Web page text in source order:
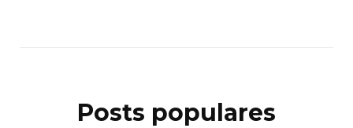
Posts populares